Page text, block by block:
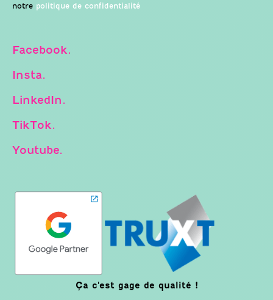
notre politique de confidentialité
Facebook.
Insta.
LinkedIn.
TikTok.
Youtube.
Ça c'est gage de qualité !